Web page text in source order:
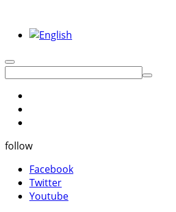
follow
Facebook
Twitter
Youtube